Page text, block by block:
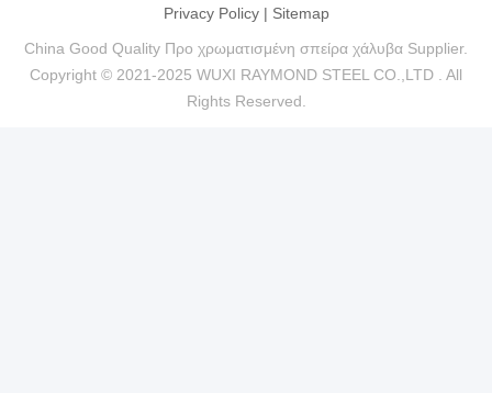
Privacy Policy| Sitemap
China Good Quality Προ χρωματισμένη σπείρα χάλυβα Supplier.
Copyright © 2021-2025 WUXI RAYMOND STEEL CO.,LTD . All
Rights Reserved.